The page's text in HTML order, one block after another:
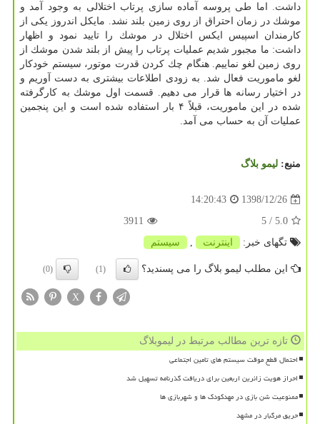
داشت. اما طی پروسه آماده سازی پرتاب اختلالی به وجود آمد و
موشك در زمان احتراق از روی زمین بلند نشد. مایكل اندروز یكی از
كارمندان اسپیس ایكس اختلال در موشك را تایید نمود و اظهار
داشت: ما مجبور شدیم عملیات پرتاب را پیش از بلند شدن موشك از
روی زمین لغو نماییم. هنگام چك كردن قدرت موتور، سیستم خودكار
لغو ماموریت فعال شد. به زودی اطلاعات بیشتری به دست آوریم و
در اختیار رسانه ها قرار می دهیم. قسمت اول موشك به كارگرفته
شده در این ماموریت، قبلاً ۴ بار استفاده شده است و این پنجمین
عملیات آن به حساب می آمد.
منبع: لیمو بلاگ
1398/12/26
14:20:43
5.0
/ 5
3911
تگهای خبر:
اینترنت , سیستم
این مطلب لیمو بلاگ را می پسندید؟ (1)
(0)
X
تازه ترین مطالب مرتبط در لیموبلاگ
احتمال قطع موقت سیستم های تامین اجتماعی
احراز هویت زائرین اربعین برای دریافت گذرنامه تسهیل شد
ممنوعیت شن بازی در مهدکودک ها و شهربازی ها
حریق مرگبار در مشهد